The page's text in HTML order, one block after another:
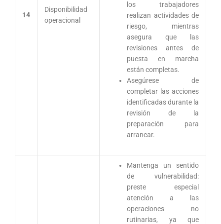
14
Disponibilidad
operacional
los trabajadores
realizan actividades de
riesgo, mientras
asegura que las
revisiones antes de
puesta en marcha
están completas.
Asegúrese de
completar las acciones
identificadas durante la
revisión de la
preparación para
arrancar.
Mantenga un sentido
de vulnerabilidad:
preste especial
atención a las
operaciones no
rutinarias, ya que